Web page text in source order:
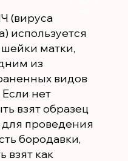
(вируса
используется
матки,
из
видов
нет
взят образец
для проведения
бородавки,
взят как